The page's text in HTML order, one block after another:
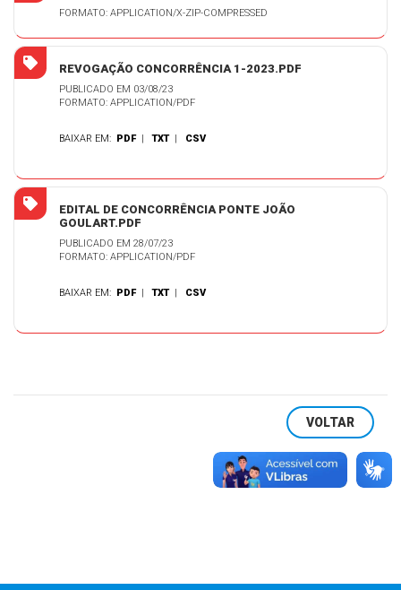
FORMATO: APPLICATION/X-ZIP-COMPRESSED
REVOGAÇÃO CONCORRÊNCIA 1-2023.PDF
PUBLICADO EM 03/08/23
FORMATO: APPLICATION/PDF
BAIXAR EM: PDF |TXT | CSV
EDITAL DE CONCORRÊNCIA PONTE JOÃO
GOULART.PDF
PUBLICADO EM 28/07/23
FORMATO: APPLICATION/PDF
BAIXAR EM: PDF |TXT | CSV
VOLTAR